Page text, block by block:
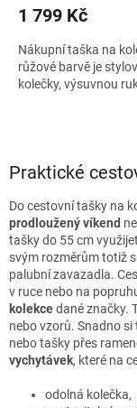
1 799 Kč
Nákupní taška na
růžové barvě je
kolečky, výsuvnou
Praktické
Do cestovní tašky na
prodloužený víkend
tašky do 55 cm
svým rozměrům totiž
palubní zavazadla.
v ruce nebo na
kolekcedané značky.
nebo vzorů. Snadno
nebo tašky přes
vychytávek, které na
odolná kolečka,